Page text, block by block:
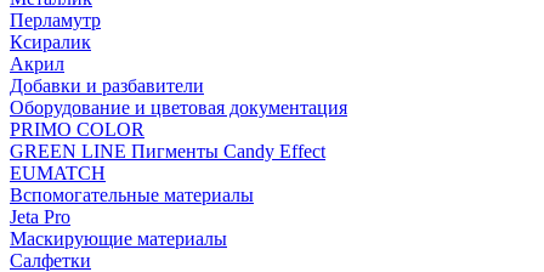
Перламутр
Ксиралик
Акрил
Добавки и разбавители
Оборудование и цветовая документация
PRIMO COLOR
GREEN LINE Пигменты Candy Effect
EUMATCH
Вспомогательные материалы
Jeta Pro
Маскирующие материалы
Салфетки